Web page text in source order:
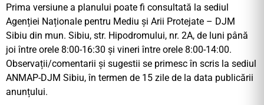
Prima versiune a planului poate fi consultată la sediul
Agenției Naționale pentru Mediu și Arii Protejate – DJM
Sibiu din mun. Sibiu, str. Hipodromului, nr. 2A, de luni până
joi între orele 8:00-16:30 şi vineri între orele 8:00-14:00.
Observații/comentarii și sugestii se primesc în scris la sediul
ANMAP-DJM Sibiu, în termen de 15 zile de la data publicării
anunțului.